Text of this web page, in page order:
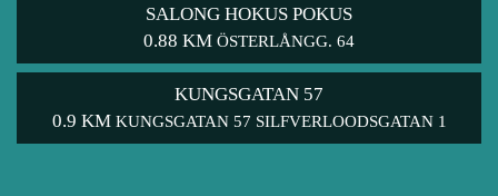
SALONG HOKUS POKUS
0.88 KM ÖSTERLÅNGG. 64
KUNGSGATAN 57
0.9 KM KUNGSGATAN 57 SILFVERLOODSGATAN 1